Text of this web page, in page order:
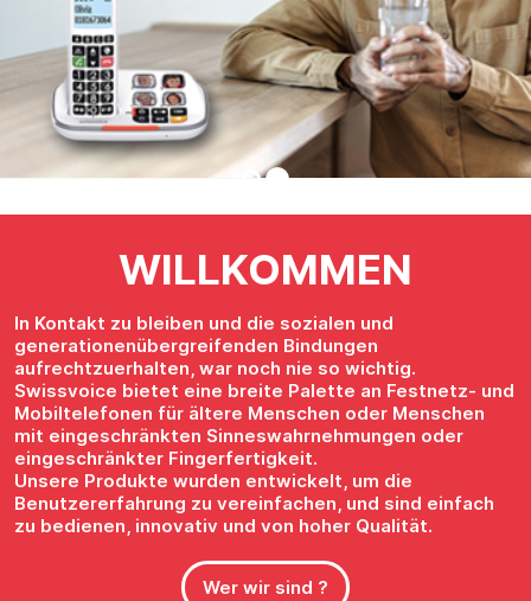
WILLKOMMEN
In Kontakt zu bleiben und die sozialen und
generationenübergreifenden Bindungen
aufrechtzuerhalten, war noch nie so wichtig.
Swissvoice bietet eine breite Palette an Festnetz- und
Mobiltelefonen für ältere Menschen oder Menschen
mit eingeschränkten Sinneswahrnehmungen oder
eingeschränkter Fingerfertigkeit.
Unsere Produkte wurden entwickelt, um die
Benutzererfahrung zu vereinfachen, und sind einfach
zu bedienen, innovativ und von hoher Qualität.
Wer wir sind ?